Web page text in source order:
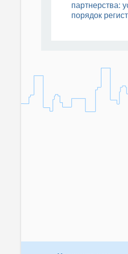
партнерства:
порядок